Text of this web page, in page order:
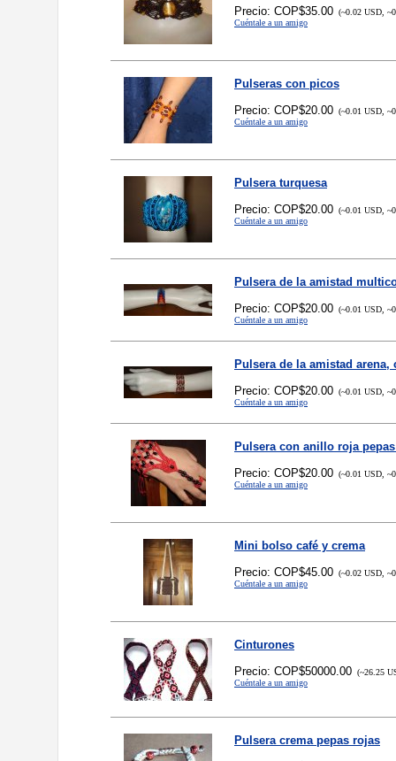
Precio: COP$35.00 (~0.02 USD,
Cuéntale a un amigo
Pulseras con picos
Precio: COP$20.00 (~0.01 USD,
Cuéntale a un amigo
Pulsera turquesa
Precio: COP$20.00 (~0.01 USD,
Cuéntale a un amigo
Pulsera de la amistad
Precio: COP$20.00 (~0.01 USD,
Cuéntale a un amigo
Pulsera de la amistad arena,
Precio: COP$20.00 (~0.01 USD,
Cuéntale a un amigo
Pulsera con anillo roja
Precio: COP$20.00 (~0.01 USD,
Cuéntale a un amigo
Mini bolso café y crema
Precio: COP$45.00 (~0.02 USD,
Cuéntale a un amigo
Cinturones
Precio: COP$50000.00 (~26.25
Cuéntale a un amigo
Pulsera crema pepas rojas